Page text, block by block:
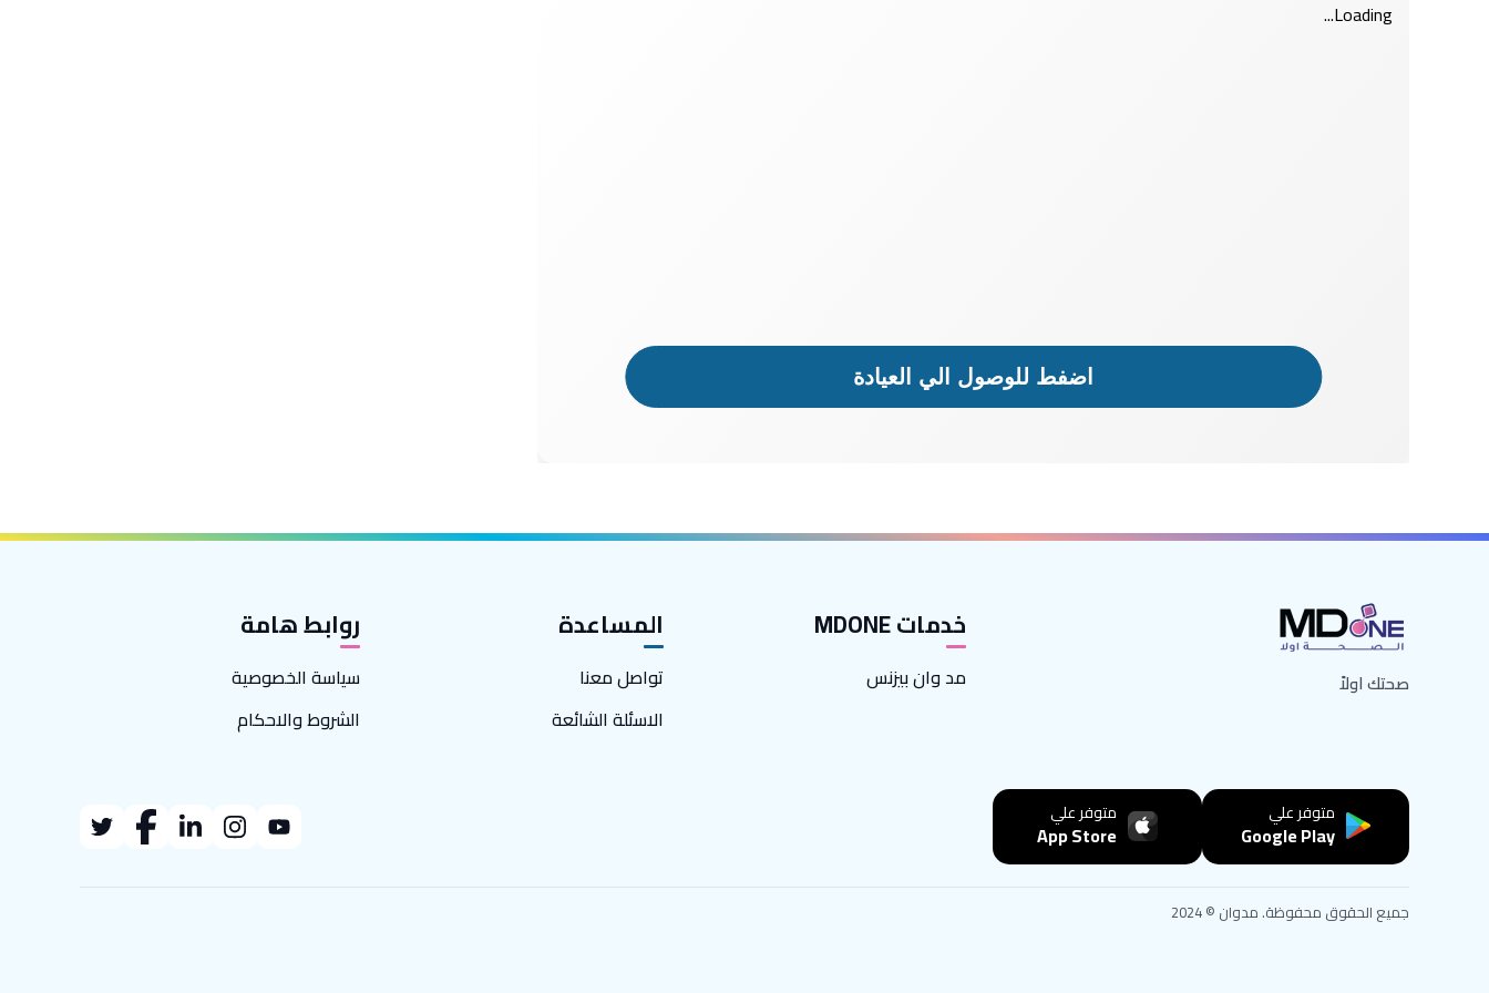
Loading...
اضفط للوصول الي العيادة
صحتك اولاً
خدمات MDONE
مد وان بيزنس
المساعدة
تواصل معنا
الاسئلة الشائعة
روابط هامة
سياسة الخصوصية
الشروط والاحكام
متوفر علي
Google Play
متوفر علي
App Store
جميع الحقوق محفوظة. مدوان © 2024